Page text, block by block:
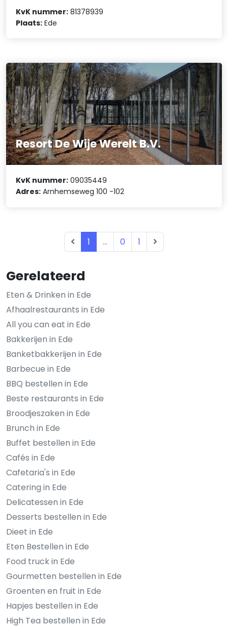
Gerelateerd
Eten & Drinken in Ede
Afhaalrestaurants in Ede
All you can eat in Ede
Bakkerijen in Ede
Banketbakkerijen in Ede
Barbecue in Ede
BBQ bestellen in Ede
Beste restaurants in Ede
Broodjeszaken in Ede
Brunch in Ede
Buffet bestellen in Ede
Cafés in Ede
Cafetaria's in Ede
Catering in Ede
Delicatessen in Ede
Desserts bestellen in Ede
Dieet in Ede
Eten Bestellen in Ede
Food truck in Ede
Gourmetten bestellen in Ede
Groenten en fruit in Ede
Hapjes bestellen in Ede
High Tea bestellen in Ede
KvK nummer: 81378939
Plaats: Ede
Resort De Wije Werelt B.V.
KvK nummer: 09035449
Adres: Arnhemseweg 100 -102
1 ... 0 1